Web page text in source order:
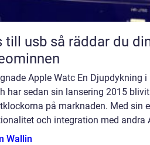
räddar du dina gamla
Apple Watc En Djupdykning
har sedan sin lansering 2015
på marknaden. Med sin
och integration med andra
Wallin